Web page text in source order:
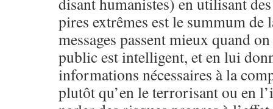
pires extrêmes est le summum de
messages passent mieux quand
public est intelligent, et en lui
informations nécessaires à la
plutôt qu’en le terrorisant ou en